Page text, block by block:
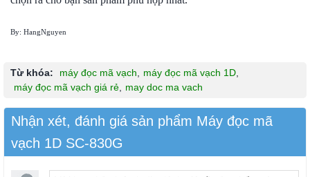
By: HangNguyen
Từ khóa: máy đọc mã vạch máy đọc mã vạch 1D
máy đọc mã vạch giá rẻ
may doc ma vach
Nhận xét, đánh giá sản phẩm Máy đọc mã
vạch 1D SC-830G